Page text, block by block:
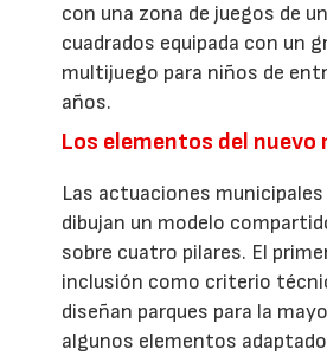
con una zona de juegos de
cuadrados equipada con un
multijuego para niños de
años.
Los elementos del nuevo
Las actuaciones
dibujan un modelo
sobre cuatro pilares. El
inclusión como criterio
diseñan parques para la
algunos elementos